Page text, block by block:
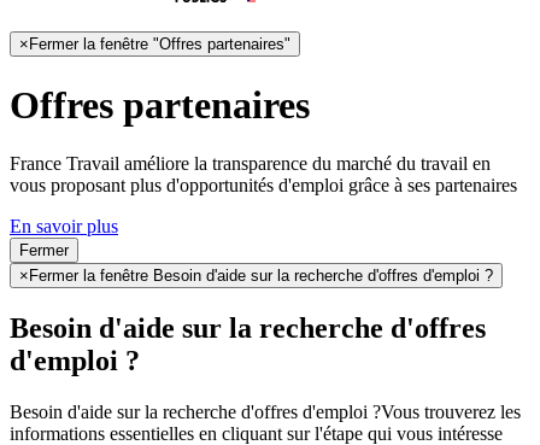
× Fermer la fenêtre "Offres partenaires"
Offres partenaires
France Travail améliore la transparence du marché du travail en
vous proposant plus d'opportunités d'emploi grâce à ses partenaires
En savoir plus
Fermer
× Fermer la fenêtre Besoin d'aide sur la recherche d'offres d'emploi ?
Besoin d'aide sur la recherche d'offres
d'emploi ?
Besoin d'aide sur la recherche d'offres d'emploi ?Vous trouverez les
informations essentielles en cliquant sur l'étape qui vous intéresse